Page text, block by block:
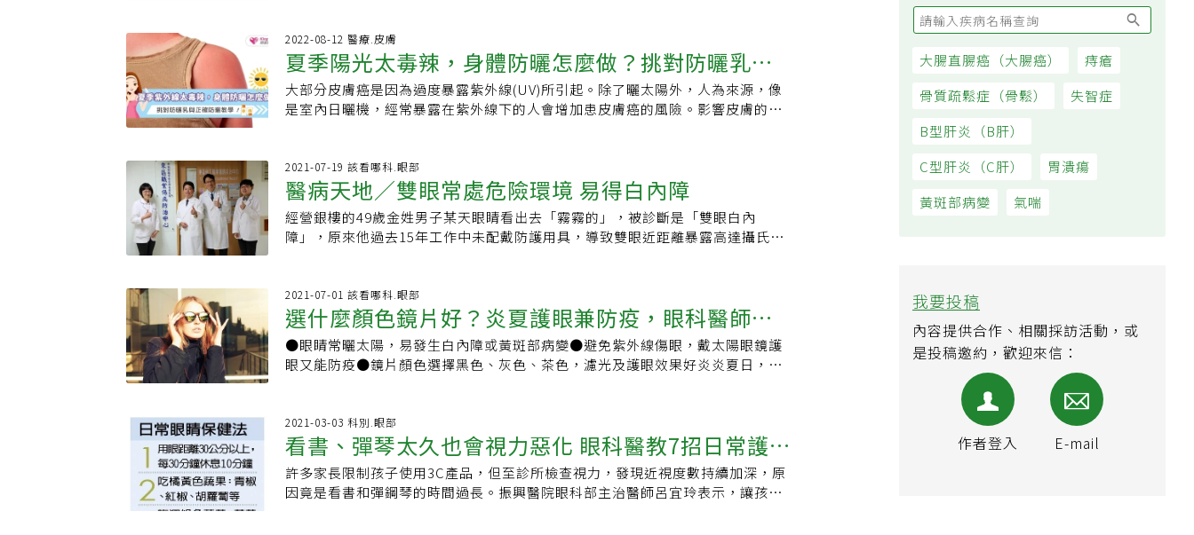
大腸直腸癌（大腸癌）
痔瘡
骨質疏鬆症（骨鬆）
失智症
B型肝炎（B肝）
C型肝炎（C肝）
胃潰瘍
黃斑部病變
氣喘
我要投稿
內容提供合作、相關採訪活動，或
是投稿邀約，歡迎來信：
作者登入 E-mail
只能看標籤上是否有註明100％抗UVA和UVB 。所以，「變色鏡片」的「變色」
當然也就跟是否能阻擋紫外線無關。不過，市面上的「變色鏡片」眼鏡都是有抗
紫外線塗層，所以它們「可阻擋99％的UVA及UVB」是毋庸置疑的。太陽眼鏡，
為何需要，如何選擇這篇文章裡的另一段話是：可見光裡的藍光攜帶最多的能
量，因此對眼睛（視網膜）的傷害也最大。所以，戴太陽眼鏡的目的之一，就是
受損。「變色鏡片」的優點是顯而易見的，也就是馬博士說的「可省去隨身攜帶
太陽眼鏡的不便」，但是，「變色鏡片」的缺點則需要先上一點化學課才能講的
清楚。「變色鏡片」之所以會「變色」，是因為鏡片裡添加了特殊的化學物質，
而這種物質會對紫外線產生反應而變黑。這也就是為什麼「變色鏡片」在室內
但是，當這種玻璃在戶外被紫外線照射到（提供能量），玻璃中的電子（e–）就
會取代Cl–，從而跟Ag+結合形成黑色的「元素銀」（elemental silver，Ag）。
反之，回到室內後，在沒有紫外線照射的情況下（能量不復存在），Cl–就會取代
電子（e–）重新跟Ag+結合形成無色的氯化銀（AgCl）。好，現在可以來談「變
色鏡片」的缺點了。第一、不論是從無色變有色，還是從有色變無色，都是需要
暗中摸索的（或者必須把眼鏡摘下）。第二、從有色變無色的化學反應速度是跟
溫度有關 – 溫度越高速度就越快。因此，在炎熱的夏天裡，縱然是在大太陽下
（紫外線充足），「變色鏡片」的顏色也很難達到像太陽眼鏡那樣的深度。反
之，在寒冷的冬天裡，當你從陽光普照的戶外進入室內，就需要更長的時間才能
罹患白內障、黃斑部病變。加上民眾現在長時間使用手機、平板等3C產品，相較
於太陽光內的藍光，3C產品的藍光強度更高，因此無論任何年齡層，都應注意
內、外光線對於眼部的傷害，尤其老年人更應注意黃斑部病變的發生。保護靈魂
之窗，你該這樣挑太陽眼鏡！挑選太陽眼鏡首要條件是能抗紫外線UV，顏敏芳表
所有光線過濾掉，而墨綠色、棕色、黃色也有不錯過濾效果，但要注意部分顏色
可能失真；最不適合挑選的就是藍色鏡片，因為反讓有害藍光進入眼睛。
(blockquote)根據國家標準（CNS）規範，合格的太陽眼鏡，需通過透光率、穿
透平面角度及偏光效率、折射能力、結構、濾光鏡材料及表面品質等檢驗，其中
濾光鏡分為0至4級共5類。最好選擇透光率8至40%，適合多數情況使用。若透光
品質不一，有些深色但毫無抗紫外線效果，民眾戴上後瞳孔會擴張，光線大量進
入眼睛，反而造成傷害；部分造型眼鏡鏡面弧度過大，不僅增加光線折射，民眾
為了適應光線，可能會產生頭暈、增加眼睛疲勞度；若鏡面尺寸僅瞳孔大小，外
部光線會從鏡片旁進入眼睛，完全沒有保護功能。醫師建議，民眾不要購買來路
增加生活上不便，例如開車時會看路況、儀表板或手錶，隨著遠、中、近距離改
變，若又要遮陽光，很難立刻從一般眼鏡換太陽眼鏡，因此像是老花眼民眾，除
了平時選用多焦點鏡片以外，也可以同時選擇變色鏡片，於室內是透明狀態，於
室外則自動變色、抗紫外線，又或是從外鏡框以吸盤、夾式加上抗UV鏡片，較符
合生活需求。4招挑對太陽眼鏡1.最佳太陽眼鏡選擇是灰色鏡片 ，最不適合的就是
導致陽光中能量最強的藍光大量進入眼底。時間一久，水晶體好像被加熱煮熟了
一樣，才造成白內障的問題。太陽眼鏡不只能為造型加分，更是避免眼睛曬傷的
重要工具。但是你知道嗎？鏡片顏色一挑錯，反而會提高白內障、視網膜黃斑部
病變等問題的發生率。Q：鏡片顏色只會讓光線減弱，真正的防曬效果來自抗UV
功能。很多人以為太陽眼鏡的鏡片愈黑，防曬效果愈好。事實上，鏡片顏色只會
眼中，更容易傷眼。市面上有許多便宜的染色太陽眼鏡，不一定有抗UV功能，假
如小孩子接受假性近視治療，點散瞳劑後眼睛會畏光，家長卻在路邊隨便買了染
色太陽眼鏡，結果不但無法保護眼睛，反而帶來更大的傷害。Q：藍色會吸引有
害的藍光，最不建議使用。為避免類似情況，消費者選購太陽眼鏡時，應檢查是
長，最不會改變物體的原色。茶色、黃棕色因為是藍色的對比色，濾藍光效果最
好。相反地，藍色會吸引有害的藍光，最不建議使用。Q：抗藍光眼鏡真的可以
護眼嗎？太陽光包含紅、橙、黃、綠、藍、靛、紫七種光線，其中，波長小於400
奈米的紫外線，雖然肉眼感受不到，卻會對眼睛造成最大的傷害。其次則是可見
光之中能量最高的藍光，波長約400～500奈米（光的波長愈短，能量愈高）。藍
後，有一部分會被角膜反射，藍光可以直接穿透角膜、水晶體，直射視網膜黃斑
部。其實，對於處在正常環境的一般人來說，藍光通常不會造成傷害，但是對於
患有白內障、黃斑部病變的長輩，以及眼睛仍在發育階段的幼童來說，過度且長
時間接觸藍光就會有風險，可能引發視網膜色素細胞凋亡、黃斑部病變等眼部疾
2022-08-12 醫療.皮膚
夏季陽光太毒辣，身體防曬怎麼做？挑對防曬乳很
重要！6個防護重點避免紫外線傷害
大部分皮膚癌是因為過度暴露紫外線(UV)所引起。除了曬太陽外，人為來源，像
是室內日曬機，經常暴露在紫外線下的人會增加患皮膚癌的風險。影響皮膚的主
10點到下午4點間，紫外線最強。２、季節：春季、夏季的紫外線較強。３、與赤
道的距離（緯度）：離赤道越遠，紫外線強度會隨之下降。４、海拔：海拔越
高，紫外線更強。５、雲層：雲可能會影響紫外線強度，但重要的是，紫外線可
以穿透地面，即便在陰天也是有紫外線。６、表面反射：紫外線可以從水、沙
子、雪或人行道等表面反射，導致紫外線照射增加。除了紫外線強度，紫外線照
險。暴露模式也影響患皮膚癌的風險。例如，兒童時期經常曬傷，可能會增加多
年後、甚至幾十年後，罹患某些類型皮膚癌的風險。做好下列6個防護重點，避免
紫外線傷害１、待在陰涼處：戶外活動盡量避開上午1０點至下午４點，紫外線最
強烈的時間點。２、用衣服保護皮膚：在陽光下時，穿長袖遮住皮膚。衣服可以
外線衣服。經過特殊的塗層來幫助吸收紫外線。防曬服上面會列出了紫外線防護
係數(UPF)值（服裝對太陽紫外線的防護等級，範圍從15到50+）。UPF越高，對
紫外線的保護就越高。３、使用防曬乳：塗抹在皮膚上，讓皮膚免受太陽紫外線
傷害的傷品。選擇防曬乳時，要記得詳細閱讀標示。建議使用具有寬頻防護（含
UVA和UVB）、防曬係數(SPF)為30或更高的防曬乳。４、戴帽子：選擇有帽緣的
2021-07-19 該看哪科.眼部
醫病天地／雙眼常處危險環境 易得白內障
經營銀樓的49歲金姓男子某天眼睛看出去「霧霧的」，被診斷是「雙眼白內
障」，原來他過去15年工作中未配戴防護用具，導致雙眼近距離暴露高達攝氏
科主任劉鴻文指出，很多勞工朋友不知護目鏡對視力防護重要性，出現視力模
糊、夜間視力下降時，常認為眼睛老化，忽略長期暴露紅外線、紫外線、游離輻
射、三硝基甲苯作業環境，這些因子可能影響視力，甚至失明。劉鴻文表示，預
防白內障應避免抽菸、飲酒過度、攝取足夠營養、多吃綠色蔬菜、水果、鋅或其
他抗氧化物等；糖尿病患者須控制血糖。同時盡量避免工作環境中的危害因子，
及眼鏡度數短時間增加很多，就要警覺可能白內障早期症狀，有需要定期眼科檢
查。劉也提到，近年政府重視工作場所安全衛生，責成雇主務必依照「職業安全
衛生法」及「職業災害勞工保護法」預防職災發生。勞工朋友如有職業傷病的相
關問題與需求，可洽職業醫學科門診，或透過東區職業傷病防治中心專線諮詢。
2021-07-01 該看哪科.眼部
選什麼顏色鏡片好？炎夏護眼兼防疫，眼科醫師教
你挑合適的太陽眼鏡
●眼睛常曬太陽，易發生白內障或黃斑部病變●避免紫外線傷眼，戴太陽眼鏡護
眼又能防疫●鏡片顏色選擇黑色、灰色、茶色，濾光及護眼效果好炎炎夏日，皮
變。如何正確挑選一副能護眼又不傷眼的「太陽眼鏡」，可是有大學問！台灣夏
天陽光強烈、紫外線特別旺盛，振興醫院眼科主治醫師許粹剛表示，若是眼睛常
曬太陽，長期吸收紫外線過量，會造成水晶體霧化、老化，容易罹患白內障或視
網膜黃斑部病變。眼睛構造是一個感光體，紫外線分三種，UVB會對眼睛水晶體
造成白內障傷害；UVA雖能量低但穿透力強，對視網膜的破壞最多，易造成黃斑
2021-03-03 科別.眼部
看書、彈琴太久也會視力惡化 眼科醫教7招日常護眼
法
許多家長限制孩子使用3C產品，但至診所檢查視力，發現近視度數持續加深，原
因竟是看書和彈鋼琴的時間過長。振興醫院眼科部主治醫師呂宜玲表示，讓孩子